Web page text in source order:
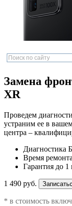
Замена
XR
Проведем
устраним ее в
центра –
Диагностика
Время ремонта
Гарантия до 1
1 490 руб.
* в стоимость